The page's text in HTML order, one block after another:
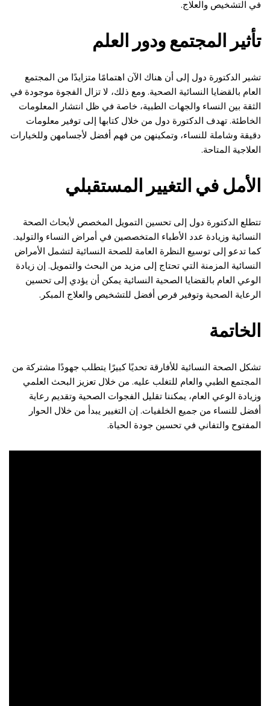
في التشخيص والعلاج.
تأثير المجتمع ودور العلم
تشير الدكتورة دول إلى أن هناك الآن اهتمامًا متزايدًا من المجتمع
العام بالقضايا النسائية الصحية. ومع ذلك، لا تزال الفجوة موجودة في
الثقة بين النساء والجهات الطبية، خاصة في ظل انتشار المعلومات
الخاطئة. تهدف الدكتورة دول من خلال كتابها إلى توفير معلومات
دقيقة وشاملة للنساء، وتمكينهن من فهم أفضل لأجسامهن وللخيارات
العلاجية المتاحة.
الأمل في التغيير المستقبلي
تتطلع الدكتورة دول إلى تحسين التمويل المخصص لأبحاث الصحة
النسائية وزيادة عدد الأطباء المتخصصين في أمراض النساء والتوليد.
كما تدعو إلى توسيع النظرة العامة للصحة النسائية لتشمل الأمراض
النسائية المزمنة التي تحتاج إلى مزيد من البحث والتمويل. إن زيادة
الوعي العام بالقضايا الصحية النسائية يمكن أن يؤدي إلى تحسين
الرعاية الصحية وتوفير فرص أفضل للتشخيص والعلاج المبكر.
الخاتمة
تشكل الصحة النسائية للأفارقة تحديًا كبيرًا يتطلب جهودًا مشتركة من
المجتمع الطبي والعام للتغلب عليه. من خلال تعزيز البحث العلمي
وزيادة الوعي العام، يمكننا تقليل الفجوات الصحية وتقديم رعاية
أفضل للنساء من جميع الخلفيات. إن التغيير يبدأ من خلال الحوار
المفتوح والتفاني في تحسين جودة الحياة.